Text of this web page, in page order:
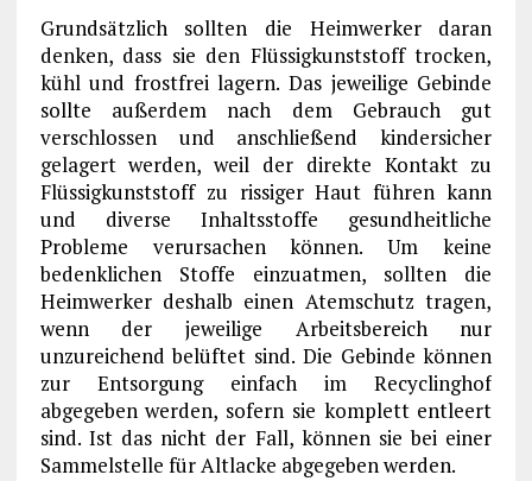
Grundsätzlich sollten die Heimwerker daran
denken, dass sie den Flüssigkunststoff trocken,
kühl und frostfrei lagern. Das jeweilige Gebinde
sollte außerdem nach dem Gebrauch gut
verschlossen und anschließend kindersicher
gelagert werden, weil der direkte Kontakt zu
Flüssigkunststoff zu rissiger Haut führen kann
und diverse Inhaltsstoffe gesundheitliche
Probleme verursachen können. Um keine
bedenklichen Stoffe einzuatmen, sollten die
Heimwerker deshalb einen Atemschutz tragen,
wenn der jeweilige Arbeitsbereich nur
unzureichend belüftet sind. Die Gebinde können
zur Entsorgung einfach im Recyclinghof
abgegeben werden, sofern sie komplett entleert
sind. Ist das nicht der Fall, können sie bei einer
Sammelstelle für Altlacke abgegeben werden.